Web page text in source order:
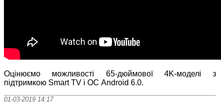
Оцінюємо можливості 65-дюймової 4K-моделі з
підтримкою Smart TV і ОС Android 6.0.
01-03-2019 14:17